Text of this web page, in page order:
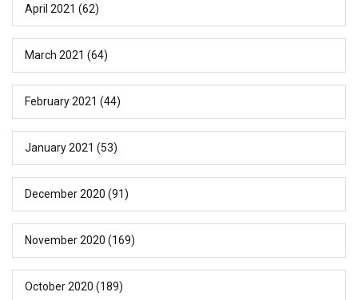
April 2021 (62)
March 2021 (64)
February 2021 (44)
January 2021 (53)
December 2020 (91)
November 2020 (169)
October 2020 (189)